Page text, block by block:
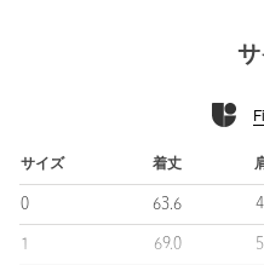
・同素材の他アイテムのご用意
パンツ 対象品番：
スイングトップ 対象品番：
ハーフパンツ 対象品番：
サ
サイズ 着丈
0 63.6
1 69.0